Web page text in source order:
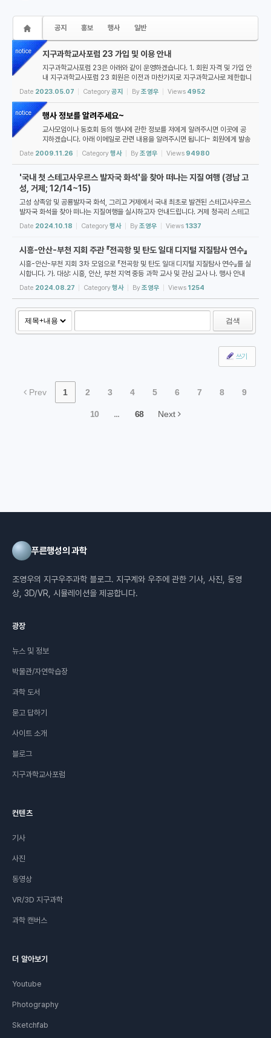
공지 홍보 행사 일반
notice 지구과학교사포럼 23 가입 및 이용 안내
지구과학교사포럼 23은 아래와 같이 운영하겠습니다. 1. 회원 자격 및 가입 안
내 지구과학교사포럼 23 회원은 이전과 마찬가지로 지구과학교사로 제한합니
다. 가입하시려는 분은 아래 절차에 따라 주세요: 1. 아이디 생성을 클릭하여
아이디를 만들고 로그인합...
Date 2023.05.07 Category공지 By조영우 Views 4952
notice 행사 정보를 알려주세요~
교사모임이나 동호회 등의 행사에 관한 정보를 저에게 알려주시면 이곳에 공
지하겠습니다. 아래 이메일로 관련 내용을 알려주시면 됩니다~ 회원에게 발송
하는 전체 메일에 끼워 넣어 주세요~ demishrain@gmail.com
Date 2009.11.26 Category행사 By조영우 Views 94980
'국내 첫 스테고사우르스 발자국 화석'을 찾아 떠나는 지질 여행 (경남 고
성, 거제; 12/14~15)
고성 상족암 및 공룡발자국 화석, 그리고 거제에서 국내 최초로 발견된 스테고사우르스
발자국 화석을 찾아 떠나는 지질여행을 실시하고자 안내드립니다. 거제 청곡리 스테고
사우르스 발자국 화석 산지는 발견자이자 연구를 수행한 진주교대 교수 김경수 박사...
Date 2024.10.18 Category행사 By조영우 Views 1337
시흥-안산-부천 지회 주관 『전곡항 및 탄도 일대 디지털 지질탐사 연수』
시흥-안산-부천 지회 3차 모임으로 『전곡항 및 탄도 일대 디지털 지질탐사 연수』를 실
시합니다. 가. 대상: 시흥, 안산, 부천 지역 중등 과학 교사 및 관심 교사 나. 행사 안내
1) 일시: 2024. 9. 7.(토) 10:00~15:00 2) 집합 장소: 전곡항 주차장 (9시 40분
Date 2024.08.27 Category행사 By조영우 Views 1254
검색
쓰기
Prev 1 2 3 4 5 6 7 8 9
10 ... 68 Next
푸른행성의 과학
조영우의 지구우주과학 블로그. 지구계와 우주에 관한 기사, 사진, 동영
상, 3D/VR, 시뮬레이션을 제공합니다.
광장
뉴스 및 정보
박물관/자연학습장
과학 도서
묻고 답하기
사이트 소개
블로그
지구과학교사포럼
컨텐츠
기사
사진
동영상
VR/3D 지구과학
과학 캔버스
더 알아보기
Youtube
Photography
Sketchfab